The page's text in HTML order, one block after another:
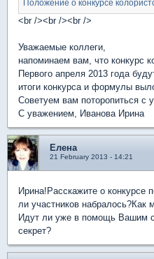
Положение о конкурсе
<br /><br /><br />
Уважаемые коллеги,
напоминаем вам, что конкурс
Первого апреля 2013 года
итоги конкурса и формулы
Советуем вам поторопиться с
С уважением, Иванова Ирина
Елена
21 February 2013 - 14:21
Ирина!Расскажите о конкурсе
ли участников набралось?Как
Идут ли уже в помощь Вашим
секрет?